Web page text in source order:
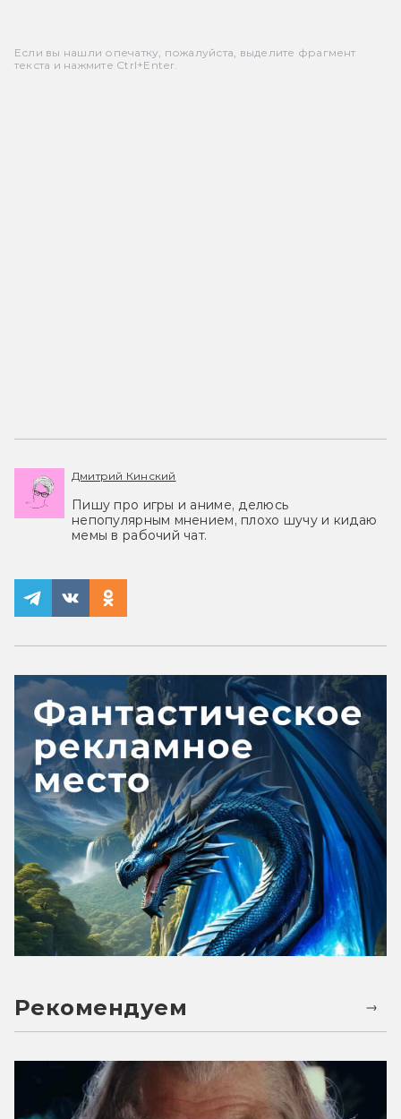
Если вы нашли опечатку, пожалуйста, выделите фрагмент
текста и нажмите Ctrl+Enter.
Дмитрий Кинский
Пишу про игры и аниме, делюсь
непопулярным мнением, плохо шучу и кидаю
мемы в рабочий чат.
Рекомендуем